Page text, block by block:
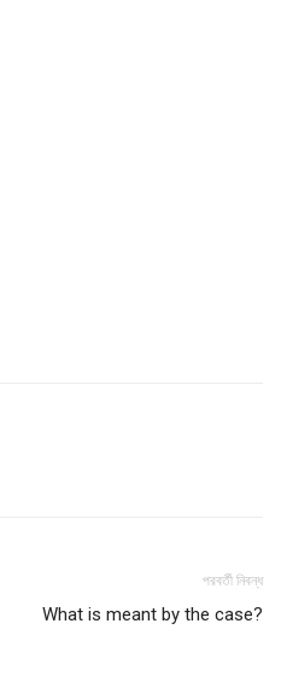
পরবর্তী নিবন্ধ
What is meant by the case?